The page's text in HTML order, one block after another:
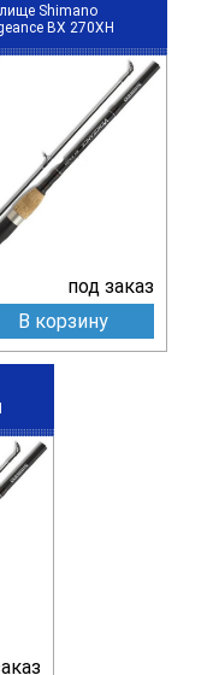
Shimano
BX 270XH
под заказ
В корзину